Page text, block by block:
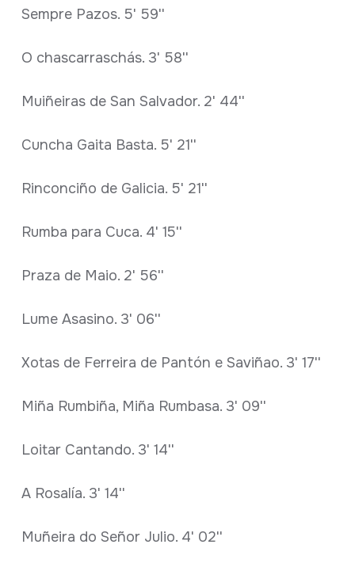
Sempre Pazos. 5' 59''
O chascarraschás. 3' 58''
Muiñeiras de San Salvador. 2' 44''
Cuncha Gaita Basta. 5' 21''
Rinconciño de Galicia. 5' 21''
Rumba para Cuca. 4' 15''
Praza de Maio. 2' 56''
Lume Asasino. 3' 06''
Xotas de Ferreira de Pantón e Saviñao. 3' 17''
Miña Rumbiña, Miña Rumbasa. 3' 09''
Loitar Cantando. 3' 14''
A Rosalía. 3' 14''
Muñeira do Señor Julio. 4' 02''